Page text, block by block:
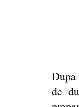
Dupa
de